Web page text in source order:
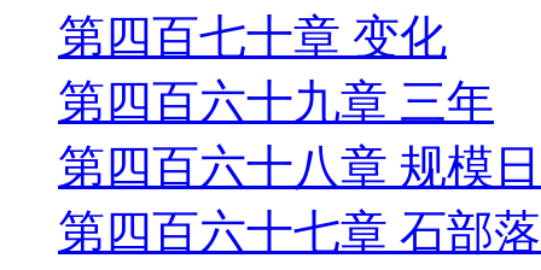
第四百七十章 变化
第四百六十九章 三年
第四百六十八章 规模
第四百六十七章 石部